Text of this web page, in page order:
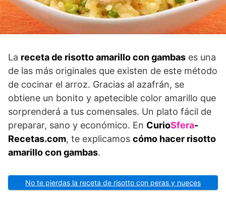
La receta de risotto amarillo con gambas es una
de las más originales que existen de este método
de cocinar el arroz. Gracias al azafrán, se
obtiene un bonito y apetecible color amarillo que
sorprenderá a tus comensales. Un plato fácil de
preparar, sano y económico. En CurioSfera-
Recetas.com, te explicamos cómo hacer risotto
amarillo con gambas.
No te pierdas la receta de risotto con peras y nueces